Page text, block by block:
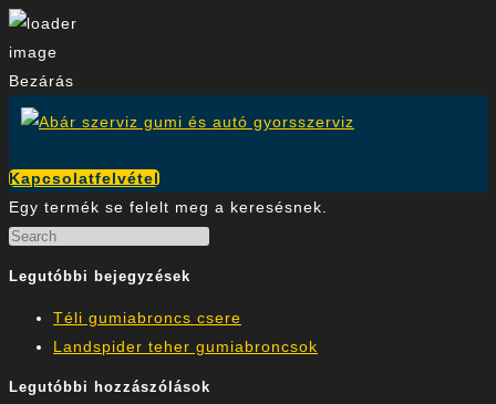
Close
Bezárás
Skip
content
Kapcsolatfelvétel
Egy termék se felelt meg a keresésnek.
Legutóbbi bejegyzések
Téli gumiabroncs csere
Landspider teher gumiabroncsok
Legutóbbi hozzászólások